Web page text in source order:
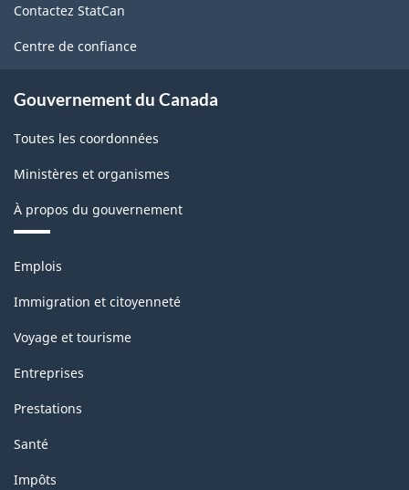
ce
site
Contactez StatCan
Centre de confiance
Gouvernement du Canada
Toutes les coordonnées
Ministères et organismes
À propos du gouvernement
Thèmes
sujets
Emplois
Immigration et citoyenneté
Voyage et tourisme
Entreprises
Prestations
Santé
Impôts